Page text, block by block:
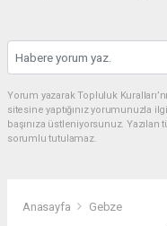
Yorum yazarak Topluluk
sitesine yaptığınız yorumunuzla
başınıza üstleniyorsunuz.
sorumlu tutulamaz.
Anasayfa Gebze